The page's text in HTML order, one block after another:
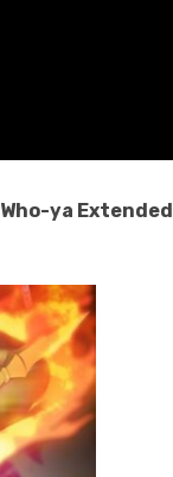
Who-ya Extended